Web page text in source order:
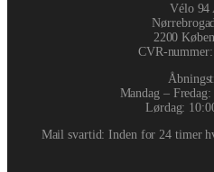
Vélo 94
2200
CVR-nummer:
Mandag –
Lørdag:
Mail svartid: Inden for 24 timer